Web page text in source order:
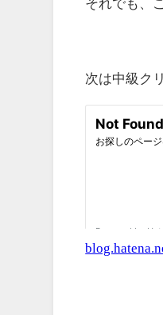
それでも、
次は中級ク